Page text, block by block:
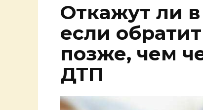
Откажут ли
если
позже, чем
ДТП